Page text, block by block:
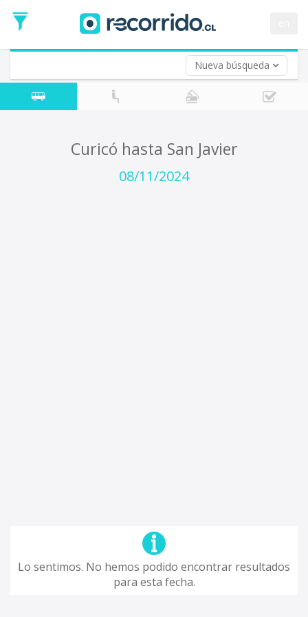
Nueva búsqueda
de
Ida
Vuelta (opcional)
Fecha
de
Curicó hasta San Javier
08/11/2024
Lo sentimos. No hemos podido encontrar resultados
para esta fecha.